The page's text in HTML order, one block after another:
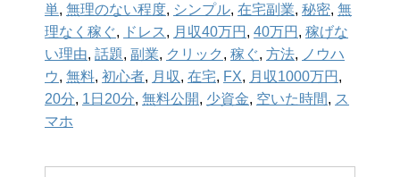
単, 無理のない程度, シンプル, 在宅副業, 秘密, 無
理なく稼ぐ, ドレス , 月収40万円 , 40万円 , 稼げな
い理由, 話題, 副業, クリック , 稼ぐ, 方法, ノウハ
ウ, 無料, 初心者, 月収, 在宅, FX, 月収1000万円 ,
20分, 1日20分, 無料公開, 少資金, 空いた時間, ス
マホ